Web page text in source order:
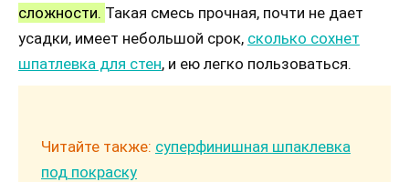
сложности. Такая смесь прочная, почти не дает
усадки, имеет небольшой срок, сколько сохнет
шпатлевка для стен, и ею легко пользоваться.
Читайте также: суперфинишная шпаклевка
под покраску